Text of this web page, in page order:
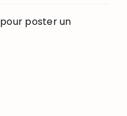
pour poster un